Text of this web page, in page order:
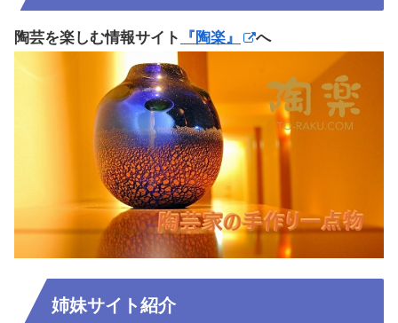
陶芸を楽しむ情報サイト 『陶楽』 へ
姉妹サイト紹介